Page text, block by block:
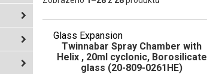
Glass Expansion
Twinnabar Spray Chamber with
Helix , 20ml cyclonic, Borosilicate
glass (20-809-0261HE)